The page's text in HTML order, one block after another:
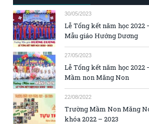
30/05/2023
Lễ Tổng kết năm học 2022
Mẫu giáo Hướng Dương
27/05/2023
Lễ Tổng kết năm học 2022
Mầm non Măng Non
22/08/2022
Trường Mầm Non Măng
khóa 2022 – 2023